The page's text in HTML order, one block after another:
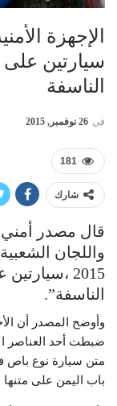
الإجهزة
سيارتين على
الناسفة
في 26 نوفمبر, 2015
181
شارك
قال مصدر أمني
2015
الناسفة”.
وأوضح المصدر أن
ضبطت أحد العناصر
متن سيارة نوع
باب اليمن على